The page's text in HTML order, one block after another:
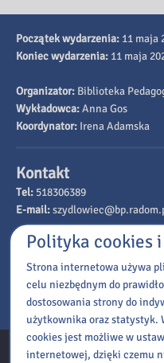
Początek wydarzenia: 11 maja
Koniec wydarzenia: 11 maja
Organizator: Biblioteka
Wykładowca:Anna Gos
Koordynator: Irena Adamska
Kontakt
Tel: 518306389
E-mail:
Eksportuj iCal
Polityka cookies
Strona internetowa używa
celu niezbędnym do
dostosowania strony do
użytkownika oraz statystyk.
cookies jest możliwe w
internetowej, dzięki czemu